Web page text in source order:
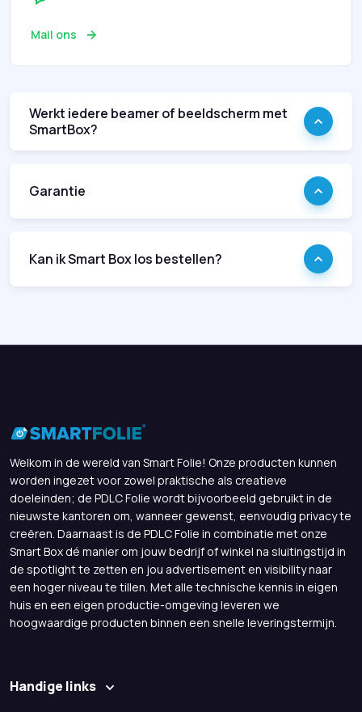
Mail ons
Werkt iedere beamer of beeldscherm met
SmartBox?
Garantie
Kan ik Smart Box los bestellen?
Welkom in de wereld van Smart Folie! Onze producten kunnen
worden ingezet voor zowel praktische als creatieve
doeleinden; de PDLC Folie wordt bijvoorbeeld gebruikt in de
nieuwste kantoren om, wanneer gewenst, eenvoudig privacy te
creëren. Daarnaast is de PDLC Folie in combinatie met onze
Smart Box dé manier om jouw bedrijf of winkel na sluitingstijd in
de spotlight te zetten en jou advertisement en visibility naar
een hoger niveau te tillen. Met alle technische kennis in eigen
huis en een eigen productie-omgeving leveren we
hoogwaardige producten binnen een snelle leveringstermijn.
Handige links